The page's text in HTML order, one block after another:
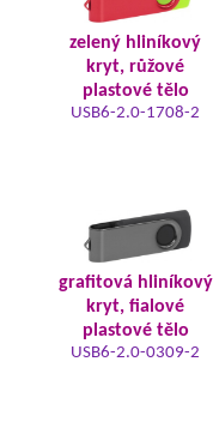
zelený hliníkový
kryt, růžové
plastové tělo
USB6-2.0-1708-2
grafitová hliníkový
kryt, fialové
plastové tělo
USB6-2.0-0309-2